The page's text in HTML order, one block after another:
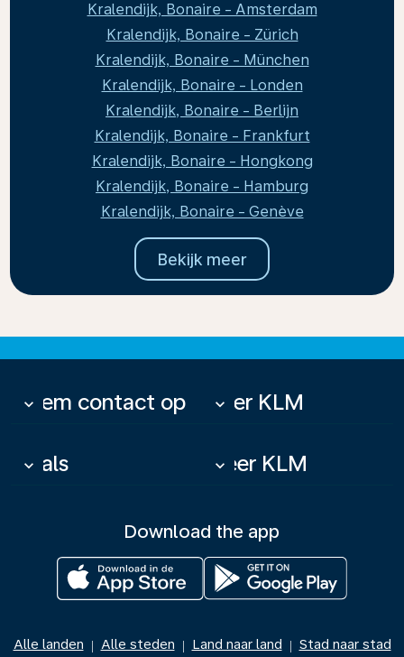
Kralendijk, Bonaire - Amsterdam
Kralendijk, Bonaire - Zürich
Kralendijk, Bonaire - München
Kralendijk, Bonaire - Londen
Kralendijk, Bonaire - Berlijn
Kralendijk, Bonaire - Frankfurt
Kralendijk, Bonaire - Hongkong
Kralendijk, Bonaire - Hamburg
Kralendijk, Bonaire - Genève
Bekijk meer
Neem contact op
keyboard_arrow_down Over KLM
keyboard_arrow_down
Deals
keyboard_arrow_down Meer KLM
keyboard_arrow_down
Download the app
Alle landen | Alle steden | Land naar land | Stad naar stad